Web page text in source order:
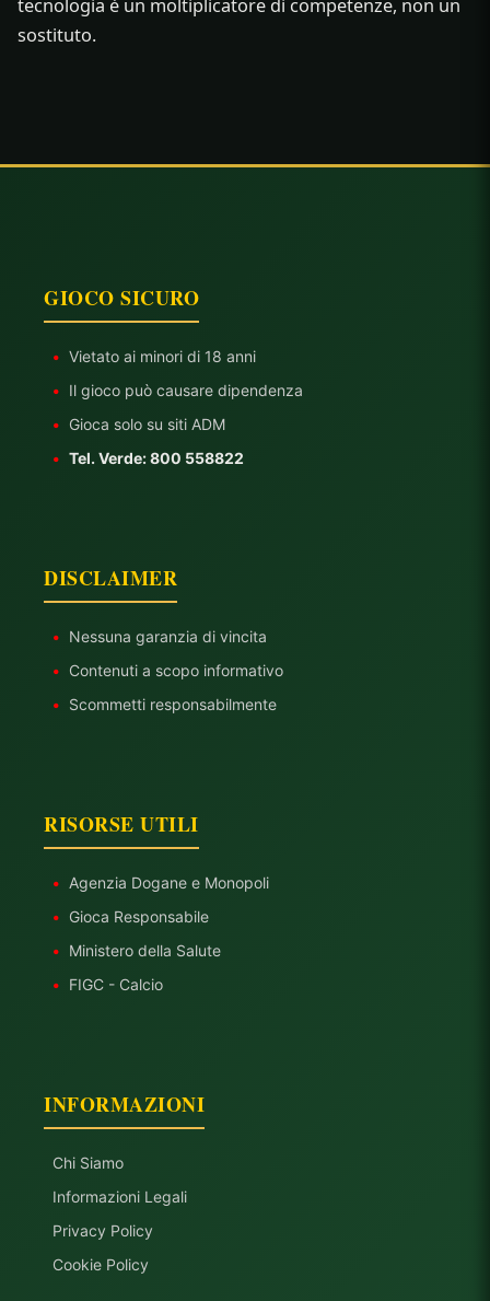
tecnologia è un moltiplicatore di competenze, non un
sostituto.
GIOCO SICURO
• Vietato ai minori di 18 anni
• Il gioco può causare dipendenza
• Gioca solo su siti ADM
• Tel. Verde: 800 558822
DISCLAIMER
• Nessuna garanzia di vincita
• Contenuti a scopo informativo
• Scommetti responsabilmente
RISORSE UTILI
• Agenzia Dogane e Monopoli
• Gioca Responsabile
• Ministero della Salute
• FIGC - Calcio
INFORMAZIONI
Chi Siamo
Informazioni Legali
Privacy Policy
Cookie Policy